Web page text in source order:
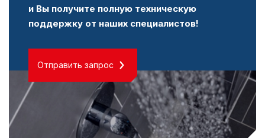
и Вы получите полную техническую
поддержку от наших специалистов!
Отправить запрос